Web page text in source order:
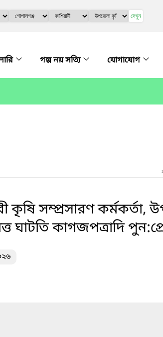
দেখুন
গল্প নয় সত্যি যোগাযোগ
সম্প্রসারণ কর্মকর্তা,
ঘাটতি কাগজপত্রাদি